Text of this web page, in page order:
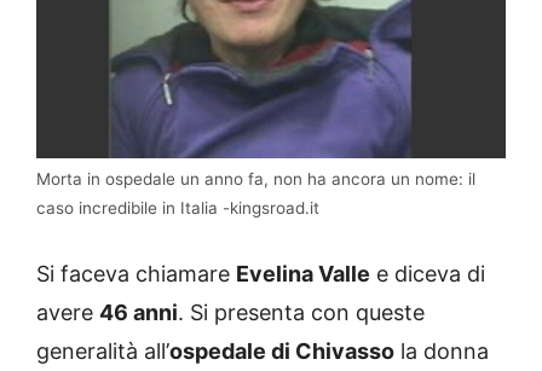
Morta in ospedale un anno fa, non ha ancora un nome: il
caso incredibile in Italia -kingsroad.it
Si faceva chiamare Evelina Valle e diceva di
avere 46 anni. Si presenta con queste
generalità all’ospedale di Chivasso la donna